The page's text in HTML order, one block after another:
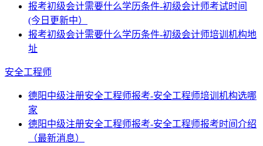
报考初级会计需要什么学历条件-初级会计师考试时间
(今日更新中）
报考初级会计需要什么学历条件-初级会计师培训机构地
址
安全工程师
德阳中级注册安全工程师报考-安全工程师培训机构选哪
家
德阳中级注册安全工程师报考-安全工程师报考时间介绍
（最新消息）